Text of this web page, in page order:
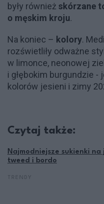
były również skórzane
o męskim kroju.
Na koniec – kolory.
rozświetliły odważne
w limonce, neonowej
i głębokim burgundzie
kolorów jesieni i zimy
Czytaj także:
Najmodniejsze sukienki
tweed i bordo